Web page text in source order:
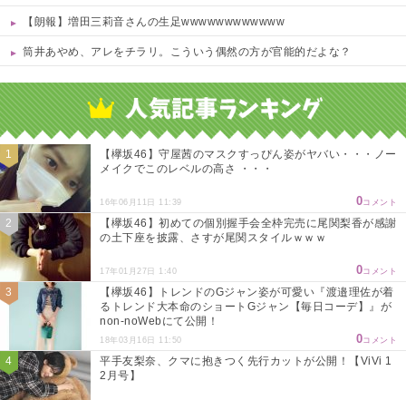
【朗報】増田三莉音さんの生足wwwwwwwwwwww
筒井あやめ、アレをチラリ。こういう偶然の方が官能的だよな？
【欅坂46】守屋茜のマスクすっぴん姿がヤバい・・・ノー
メイクでこのレベルの高さ ・・・
16年06月11日 11:39 0コメント
【欅坂46】初めての個別握手会全枠完売に尾関梨香が感謝
の土下座を披露、さすが尾関スタイルｗｗｗ
17年01月27日 1:40 0コメント
【欅坂46】トレンドのGジャン姿が可愛い『渡邉理佐が着
るトレンド大本命のショートGジャン【毎日コーデ】』が
non-noWebにて公開！
18年03月16日 11:50 0コメント
平手友梨奈、クマに抱きつく先行カットが公開！【ViVi 1
2月号】